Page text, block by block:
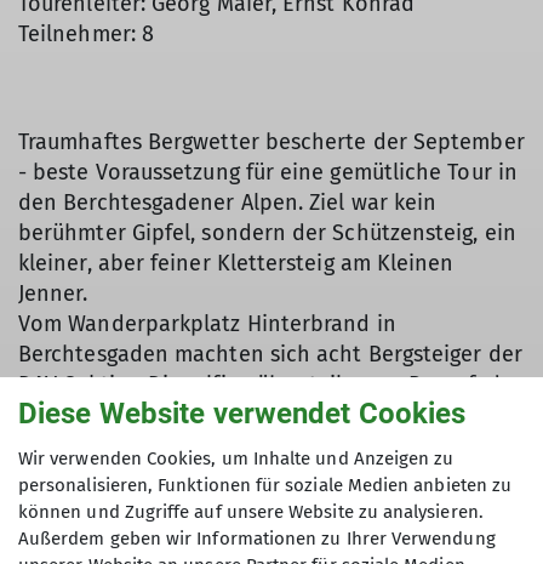
Teilnehmer: 8
Traumhaftes Bergwetter bescherte der September
- beste Voraussetzung für eine gemütliche Tour in
den Berchtesgadener Alpen. Ziel war kein
berühmter Gipfel, sondern der Schützensteig, ein
kleiner, aber feiner Klettersteig am Kleinen
Jenner.
Vom Wanderparkplatz Hinterbrand in
Berchtesgaden machten sich acht Bergsteiger der
DAV-Sektion Dingolfing über teils raue Bergpfade,
teils steile Almsträßchen auf den Weg Richtung
Jenner. Schon bald trat der Wald zurück und es
öffnete sich der Blick: Watzmann, Hochkalter,
Reiter Alpe und Lattengebirge boten ein
überwältigendes Panorama. Etwas später konnte
Diese Website verwendet Cookies
Wir verwenden Cookies, um Inhalte und Anzeigen zu
personalisieren, Funktionen für soziale Medien anbieten zu
können und Zugriffe auf unsere Website zu analysieren.
Außerdem geben wir Informationen zu Ihrer Verwendung